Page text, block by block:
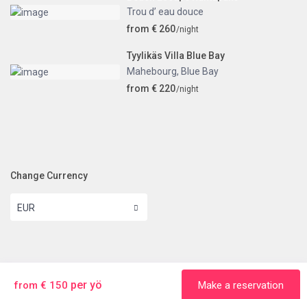
Trou d’ eau douce
from € 260/night
Tyylikäs Villa Blue Bay
Mahebourg, Blue Bay
from € 220/night
Change Currency
EUR
Copyright 2024 | Mauritius Direct.
Impressum
Ehdot ja edellytykset Tietosuojakäytäntö
from € 150 per yö Make a reservation